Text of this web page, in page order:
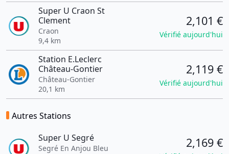
Super U Craon St
Clement
Craon
9,4 km
2,101 €
Vérifié aujourd'hui
Station E.Leclerc
Château-Gontier
Château-Gontier
20,1 km
2,119 €
Vérifié aujourd'hui
Autres Stations
Super U Segré
Segré En Anjou Bleu
2,169 €